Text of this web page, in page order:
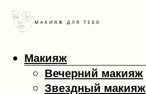
Макияж
Вечерний макияж
Звездный макияж